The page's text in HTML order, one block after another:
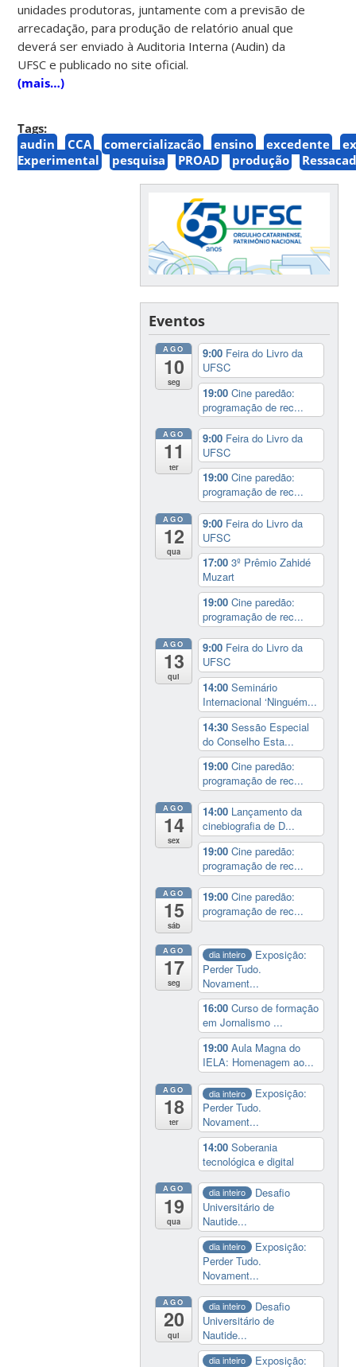
unidades produtoras, juntamente com a previsão de
arrecadação, para produção de relatório anual que
deverá ser enviado à Auditoria Interna (Audin) da
UFSC e publicado no site oficial.
(mais…)
Tags:
audin
CCA comercialização ensino excedente
Experimental
pesquisa PROAD produção
Eventos
AGO
10
seg
9:00 Feira do Livro da
UFSC
19:00Cine paredão:
programação de rec...
AGO
11
ter
9:00 Feira do Livro da
UFSC
19:00Cine paredão:
programação de rec...
AGO
12
qua
9:00 Feira do Livro da
UFSC
17:003º Prêmio Zahidé
Muzart
19:00Cine paredão:
programação de rec...
AGO
13
qui
9:00 Feira do Livro da
UFSC
14:00Seminário
Internacional ‘Ninguém...
14:30Sessão Especial
do Conselho Esta...
19:00Cine paredão:
programação de rec...
AGO
14
sex
14:00 Lançamento da
cinebiografia de D...
19:00Cine paredão:
programação de rec...
AGO
15
sáb
19:00Cine paredão:
programação de rec...
AGO
17
seg
dia inteiro
Exposição:
Perder Tudo.
Novament...
16:00Curso de formação
em Jornalismo ...
19:00Aula Magna do
IELA: Homenagem ao...
AGO
18
ter
dia inteiro
Exposição:
Perder Tudo.
Novament...
14:00Soberania
tecnológica e digital
AGO
19
qua
dia inteiro
Desafio
Universitário de
Nautide...
dia inteiro
Exposição:
Perder Tudo.
Novament...
AGO
20
qui
dia inteiro
Desafio
Universitário de
Nautide...
dia inteiro
Exposição: